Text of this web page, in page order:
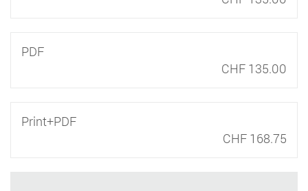
PDF
CHF 135.00
Print+PDF
CHF 168.75